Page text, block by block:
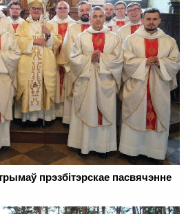
прэзбітэрскае пасвячэнне